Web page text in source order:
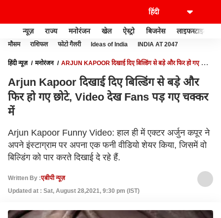
न्यूज़ राज्य मनोरंजन खेल ऐस्ट्रो बिजनेस लाइफस्टाइल
मौसम राशिफल फोटो गैलरी Ideas of India INDIA AT 2047
हिंदी न्यूज़ मनोरंजन
ARJUN KAPOOR दिखाई दिए बिल्डिंग से बड़े और फिर हो गए छोटे,
Arjun Kapoor दिखाई दिए बिल्डिंग से बड़े और
फिर हो गए छोटे, Video देख Fans पड़ गए चक्कर
में
Arjun Kapoor Funny Video: हाल ही में एक्टर अर्जुन कपूर ने
अपने इंस्टाग्राम पर अपना एक फनी वीडियो शेयर किया, जिसमें वो
बिल्डिंग को पार करते दिखाई दे रहे हैं.
Written By :एबीपी न्यूज़
Updated at : Sat, August 28,2021, 9:30 pm (IST)